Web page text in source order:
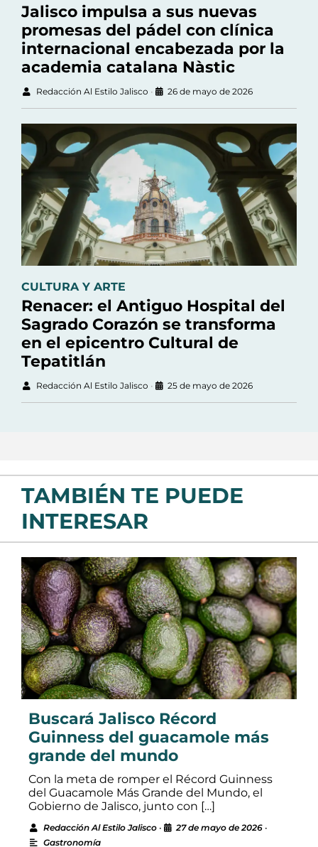
Jalisco impulsa a sus nuevas
promesas del pádel con clínica
internacional encabezada por la
academia catalana Nàstic
Redacción Al Estilo Jalisco • 26 de mayo de 2026
CULTURA Y ARTE
Renacer: el Antiguo Hospital del
Sagrado Corazón se transforma
en el epicentro Cultural de
Tepatitlán
Redacción Al Estilo Jalisco • 25 de mayo de 2026
TAMBIÉN TE PUEDE
INTERESAR
Buscará Jalisco Récord
Guinness del guacamole más
grande del mundo
Con la meta de romper el Récord Guinness
del Guacamole Más Grande del Mundo, el
Gobierno de Jalisco, junto con […]
Redacción Al Estilo Jalisco • 27 de mayo de 2026 •
Gastronomía